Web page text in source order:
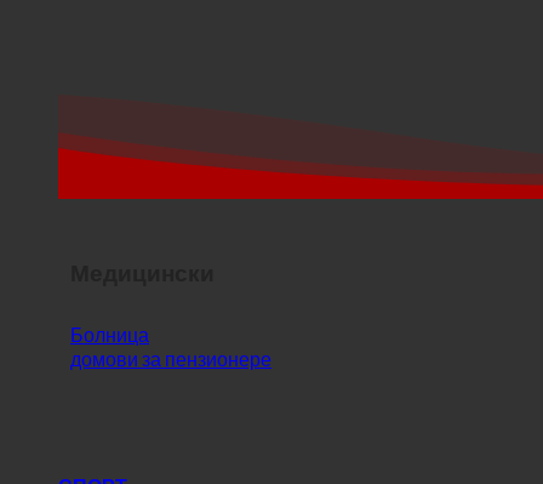
Болница
домови за пензионере